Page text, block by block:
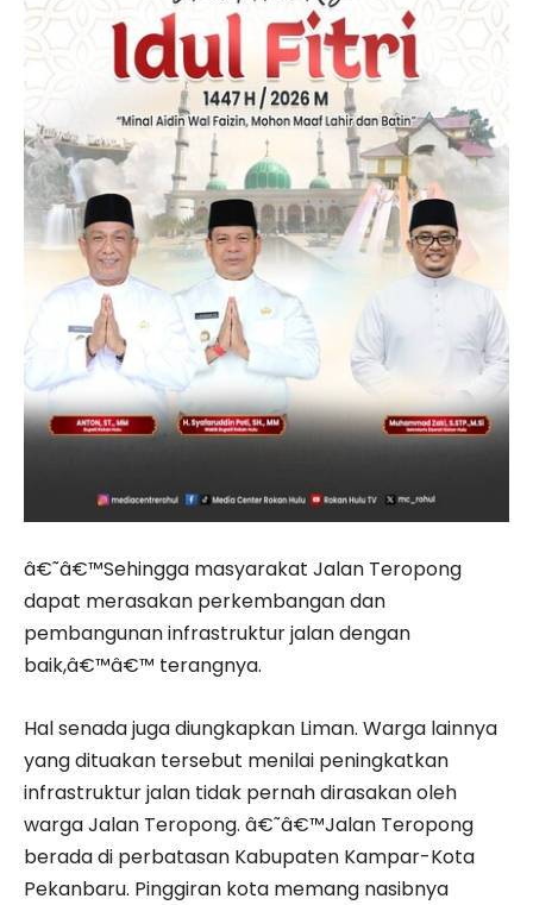
â€˜â€™Sehingga masyarakat Jalan Teropong
dapat merasakan perkembangan dan
pembangunan infrastruktur jalan dengan
baik,â€™â€™ terangnya.
Hal senada juga diungkapkan Liman. Warga lainnya
yang dituakan tersebut menilai peningkatkan
infrastruktur jalan tidak pernah dirasakan oleh
warga Jalan Teropong. â€˜â€™Jalan Teropong
berada di perbatasan Kabupaten Kampar-Kota
Pekanbaru. Pinggiran kota memang nasibnya